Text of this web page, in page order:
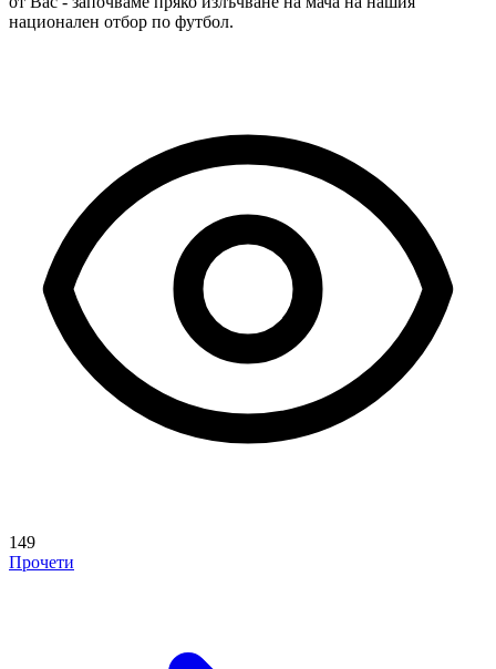
национален отбор по футбол.
149
Прочети